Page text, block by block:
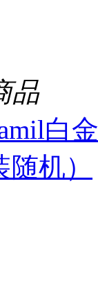
品
白
机）